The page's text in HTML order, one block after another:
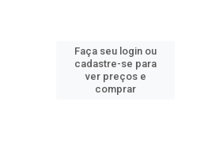
Faça seu login ou
cadastre-se para
ver preços e
comprar